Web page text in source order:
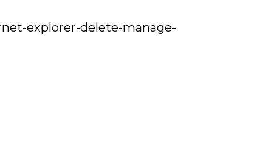
explorer-delete-manage-